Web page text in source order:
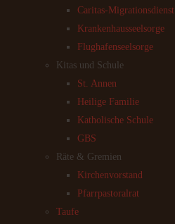
Caritas-Migrationsdienst
Krankenhausseelsorge
Flughafenseelsorge
Kitas und Schule
St. Annen
Heilige Familie
Katholische Schule
GBS
Räte & Gremien
Kirchenvorstand
Pfarrpastoralrat
Taufe